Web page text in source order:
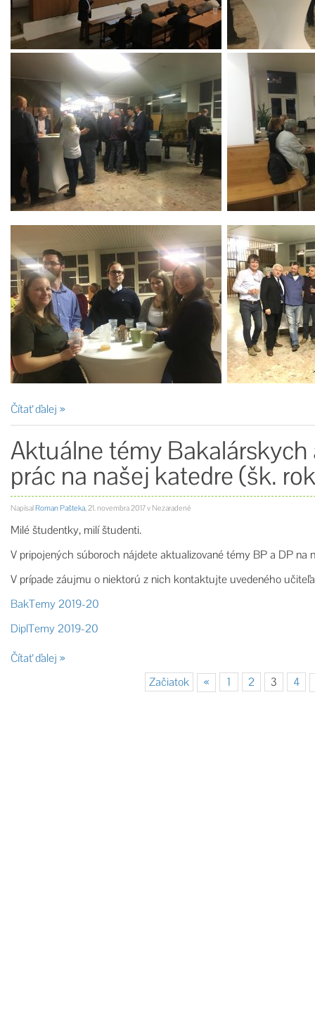
Čítať ďalej
Aktuálne témy
prác na našej katedre (šk.
NapísalRoman Pašteka,21. novembra 2017v Nezaradené
Milé študentky, milí študenti.
V pripojených súboroch nájdete aktualizované témy BP a DP na
V prípade záujmu o niektorú z nich kontaktujte uvedeného
BakTemy 2019-20
DiplTemy 2019-20
Čítať ďalej
Začiatok
« 1 2 3 4